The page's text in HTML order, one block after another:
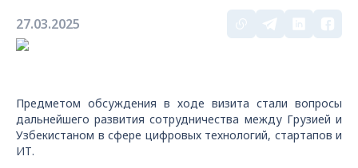
27.03.2025
Предметом обсуждения в ходе визита стали вопросы
дальнейшего развития сотрудничества между Грузией и
Узбекистаном в сфере цифровых технологий, стартапов и
ИТ.